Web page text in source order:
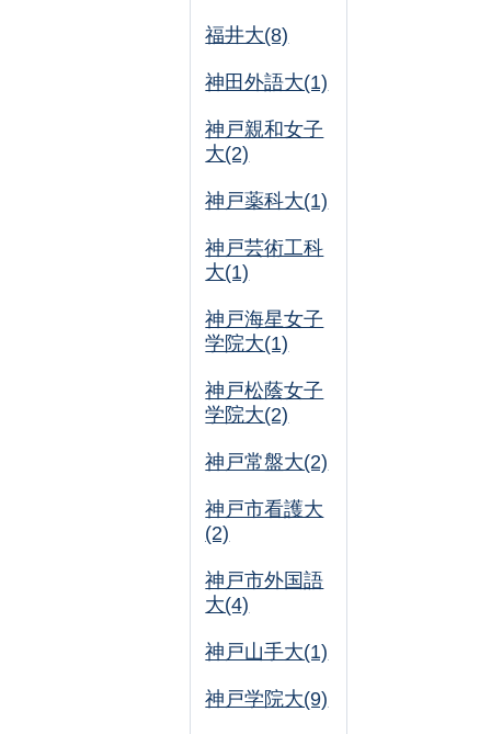
福井大(8)
神田外語大(1)
神戸親和女子
大(2)
神戸薬科大(1)
神戸芸術工科
大(1)
神戸海星女子
学院大(1)
神戸松蔭女子
学院大(2)
神戸常盤大(2)
神戸市看護大
(2)
神戸市外国語
大(4)
神戸山手大(1)
神戸学院大(9)